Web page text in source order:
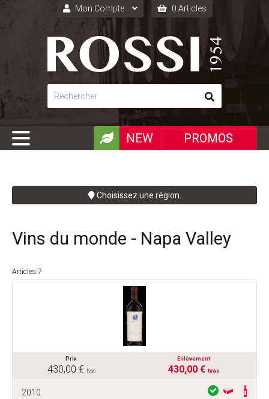
Mon Compte
Connexion
Inscription
0 Articles
PROMOS
NEW
Choisissez une région.
Vins du monde - Napa Valley
Articles:7
Prix
430,00 € tvac
Enlèvement
430,00 € tvac
2010